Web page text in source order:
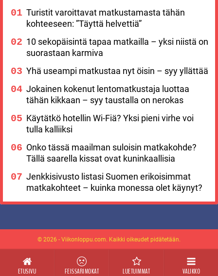
ETUSIVU FEISSARIMOKAT LUETUIMMAT VALIKKO
Turistit varoittavat matkustamasta tähän
kohteeseen: ”Täyttä helvettiä”
10 sekopäisintä tapaa matkailla – yksi niistä on
suorastaan karmiva
Yhä useampi matkustaa nyt öisin – syy yllättää
Jokainen kokenut lentomatkustaja luottaa
tähän kikkaan – syy taustalla on nerokas
Käytätkö hotellin Wi-Fiä? Yksi pieni virhe voi
tulla kalliiksi
Onko tässä maailman suloisin matkakohde?
Tällä saarella kissat ovat kuninkaallisia
Jenkkisivusto listasi Suomen erikoisimmat
matkakohteet – kuinka monessa olet käynyt?
© 2026 - Viikonloppu.com. Kaikki oikeudet pidätetään.